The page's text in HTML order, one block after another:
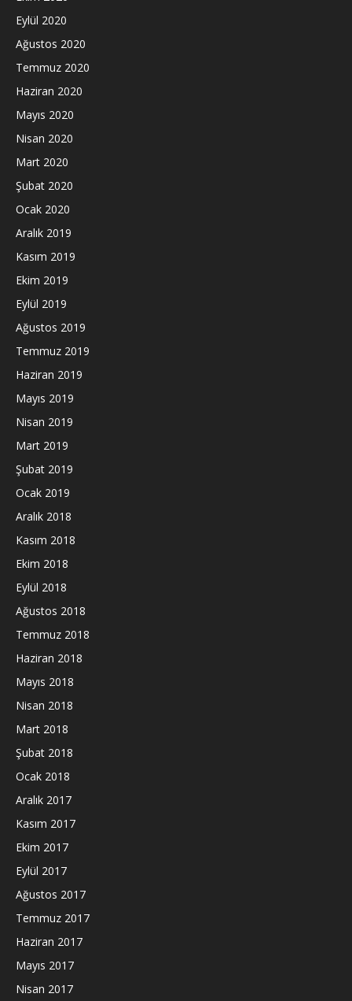
Eylül 2020
Ağustos 2020
Temmuz 2020
Haziran 2020
Mayıs 2020
Nisan 2020
Mart 2020
Şubat 2020
Ocak 2020
Aralık 2019
Kasım 2019
Ekim 2019
Eylül 2019
Ağustos 2019
Temmuz 2019
Haziran 2019
Mayıs 2019
Nisan 2019
Mart 2019
Şubat 2019
Ocak 2019
Aralık 2018
Kasım 2018
Ekim 2018
Eylül 2018
Ağustos 2018
Temmuz 2018
Haziran 2018
Mayıs 2018
Nisan 2018
Mart 2018
Şubat 2018
Ocak 2018
Aralık 2017
Kasım 2017
Ekim 2017
Eylül 2017
Ağustos 2017
Temmuz 2017
Haziran 2017
Mayıs 2017
Nisan 2017